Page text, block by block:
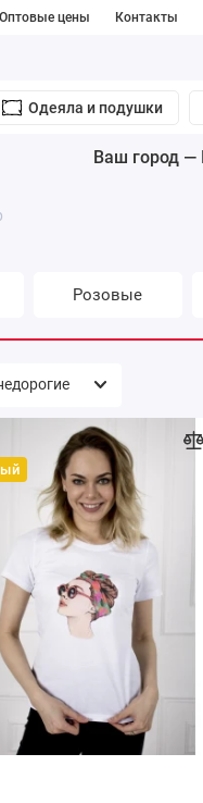
Оптовые цены Контакты
Одеяла и подушки
Ваш город —
Розовые